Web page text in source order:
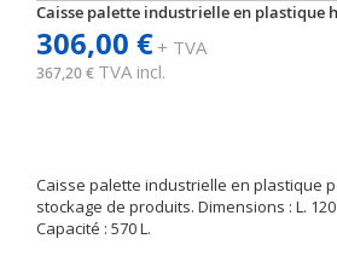
Caisse palette industrielle en plastique
306,00 €+ TVA
367,20 € TVA incl.
Caisse palette industrielle en plastique
stockage de produits. Dimensions : L. 120
Capacité : 570 L.